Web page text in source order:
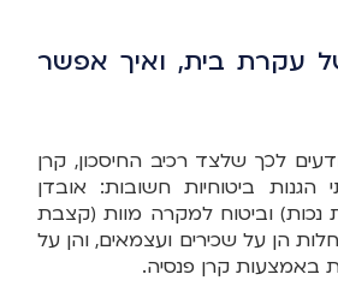
עקרת בית, ואיך אפשר
לכך שלצד רכיב החיסכון, קרן
הגנות ביטוחיות חשובות: אובדן
וביטוח למקרה מוות (קצבת
הן על שכירים ועצמאים, והן על
באמצעות קרן פנסיה.